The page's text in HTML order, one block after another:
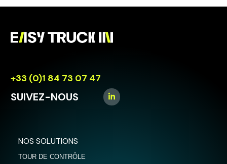
+33 (0)1 84 73 07 47
SUIVEZ-NOUS
NOS SOLUTIONS
TOUR DE CONTRÔLE